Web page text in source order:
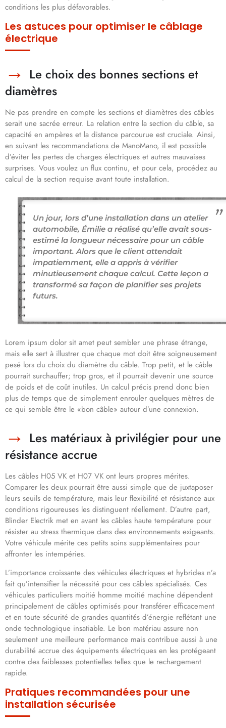
conditions les plus défavorables.
Les astuces pour optimiser le câblage
électrique
Le choix des bonnes sections et
diamètres
Ne pas prendre en compte les sections et diamètres des câbles
serait une sacrée erreur. La relation entre la section du câble, sa
capacité en ampères et la distance parcourue est cruciale. Ainsi,
en suivant les recommandations de ManoMano, il est possible
d’éviter les pertes de charges électriques et autres mauvaises
surprises. Vous voulez un flux continu, et pour cela, procédez au
calcul de la section requise avant toute installation.
Un jour, lors d’une installation dans un atelier
automobile, Émilie a réalisé qu’elle avait sous-
estimé la longueur nécessaire pour un câble
important. Alors que le client attendait
impatiemment, elle a appris à vérifier
minutieusement chaque calcul. Cette leçon a
transformé sa façon de planifier ses projets
futurs.
Lorem ipsum dolor sit amet peut sembler une phrase étrange,
mais elle sert à illustrer que chaque mot doit être soigneusement
pesé lors du choix du diamètre du câble. Trop petit, et le câble
pourrait surchauffer; trop gros, et il pourrait devenir une source
de poids et de coût inutiles. Un calcul précis prend donc bien
plus de temps que de simplement enrouler quelques mètres de
ce qui semble être le «bon câble» autour d’une connexion.
Les matériaux à privilégier pour une
résistance accrue
Les câbles H05 VK et H07 VK ont leurs propres mérites.
Comparer les deux pourrait être aussi simple que de juxtaposer
leurs seuils de température, mais leur flexibilité et résistance aux
conditions rigoureuses les distinguent réellement. D’autre part,
Blinder Electrik met en avant les câbles haute température pour
résister au stress thermique dans des environnements exigeants.
Votre véhicule mérite ces petits soins supplémentaires pour
affronter les intempéries.
L’importance croissante des véhicules électriques et hybrides n’a
fait qu’intensifier la nécessité pour ces câbles spécialisés. Ces
véhicules particuliers moitié homme moitié machine dépendent
principalement de câbles optimisés pour transférer efficacement
et en toute sécurité de grandes quantités d’énergie reflétant une
onde technologique insatiable. Le bon matériau assure non
seulement une meilleure performance mais contribue aussi à une
durabilité accrue des équipements électriques en les protégeant
contre des faiblesses potentielles telles que le rechargement
rapide.
Pratiques recommandées pour une
installation sécurisée